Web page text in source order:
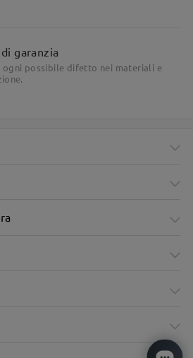
garanzia
ogni possibile difetto nei materiali e